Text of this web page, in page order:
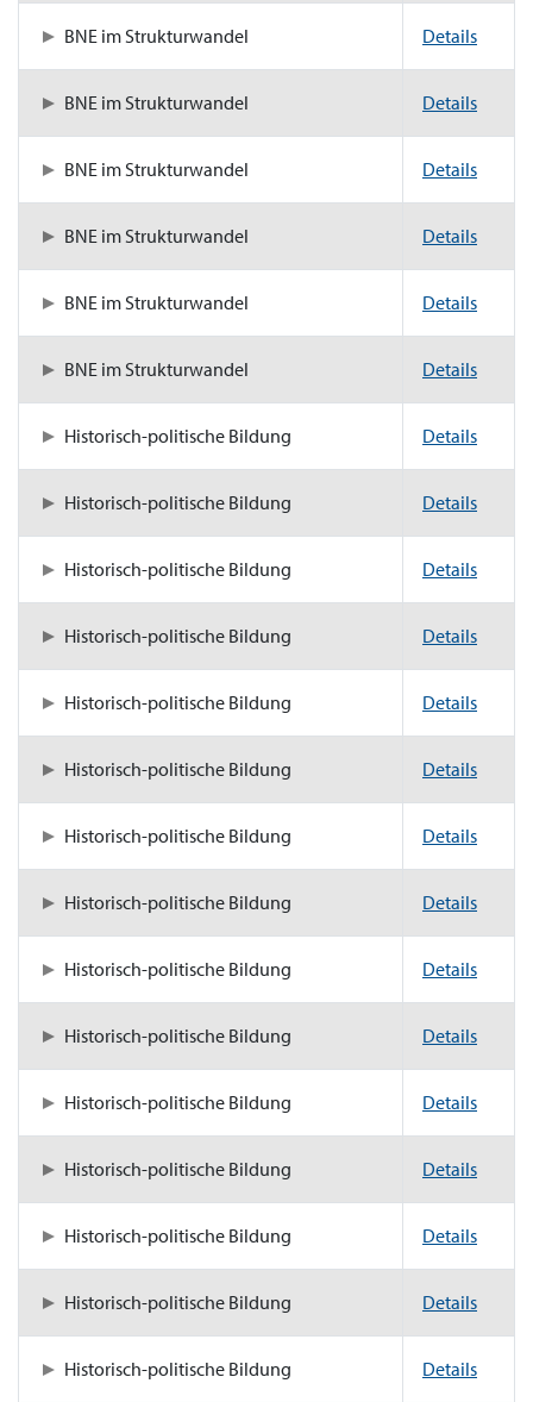
BNE im Strukturwandel Details
BNE im Strukturwandel Details
BNE im Strukturwandel Details
BNE im Strukturwandel Details
BNE im Strukturwandel Details
BNE im Strukturwandel Details
Historisch-politische Bildung Details
Historisch-politische Bildung Details
Historisch-politische Bildung Details
Historisch-politische Bildung Details
Historisch-politische Bildung Details
Historisch-politische Bildung Details
Historisch-politische Bildung Details
Historisch-politische Bildung Details
Historisch-politische Bildung Details
Historisch-politische Bildung Details
Historisch-politische Bildung Details
Historisch-politische Bildung Details
Historisch-politische Bildung Details
Historisch-politische Bildung Details
Historisch-politische Bildung Details